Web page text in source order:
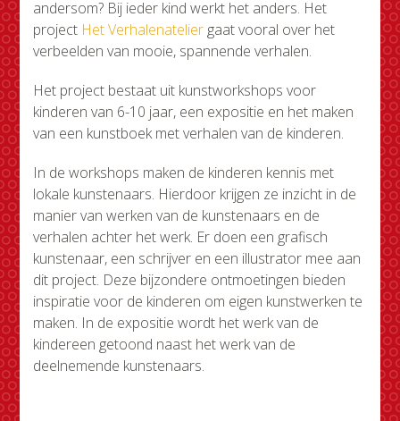
andersom? Bij ieder kind werkt het anders. Het
project Het Verhalenatelier gaat vooral over het
verbeelden van mooie, spannende verhalen.
Het project bestaat uit kunstworkshops voor
kinderen van 6-10 jaar, een expositie en het maken
van een kunstboek met verhalen van de kinderen.
In de workshops maken de kinderen kennis met
lokale kunstenaars. Hierdoor krijgen ze inzicht in de
manier van werken van de kunstenaars en de
verhalen achter het werk. Er doen een grafisch
kunstenaar, een schrijver en een illustrator mee aan
dit project. Deze bijzondere ontmoetingen bieden
inspiratie voor de kinderen om eigen kunstwerken te
maken. In de expositie wordt het werk van de
kindereen getoond naast het werk van de
deelnemende kunstenaars.